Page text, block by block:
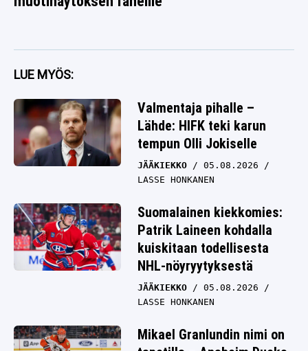
LUE MYÖS:
Valmentaja pihalle –
Lähde: HIFK teki karun
tempun Olli Jokiselle
JÄÄKIEKKO
05.08.2026
LASSE HONKANEN
Suomalainen kiekkomies:
Patrik Laineen kohdalla
kuiskitaan todellisesta
NHL-nöyryytyksestä
JÄÄKIEKKO
05.08.2026
LASSE HONKANEN
Mikael Granlundin nimi on